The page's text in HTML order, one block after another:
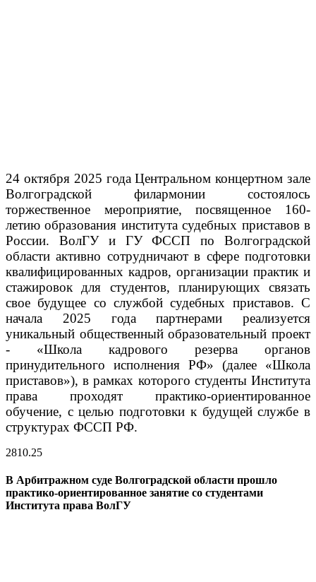
24 октября 2025 года Центральном концертном зале
Волгоградской филармонии состоялось
торжественное мероприятие, посвященное 160-
летию образования института судебных приставов в
России. ВолГУ и ГУ ФССП по Волгоградской
области активно сотрудничают в сфере подготовки
квалифицированных кадров, организации практик и
стажировок для студентов, планирующих связать
свое будущее со службой судебных приставов. С
начала 2025 года партнерами реализуется
уникальный общественный образовательный проект
- «Школа кадрового резерва органов
принудительного исполнения РФ» (далее «Школа
приставов»), в рамках которого студенты Института
права проходят практико-ориентированное
обучение, с целью подготовки к будущей службе в
структурах ФССП РФ.
2810.25
В Арбитражном суде Волгоградской области прошло
практико-ориентированное занятие со студентами
Института права ВолГУ